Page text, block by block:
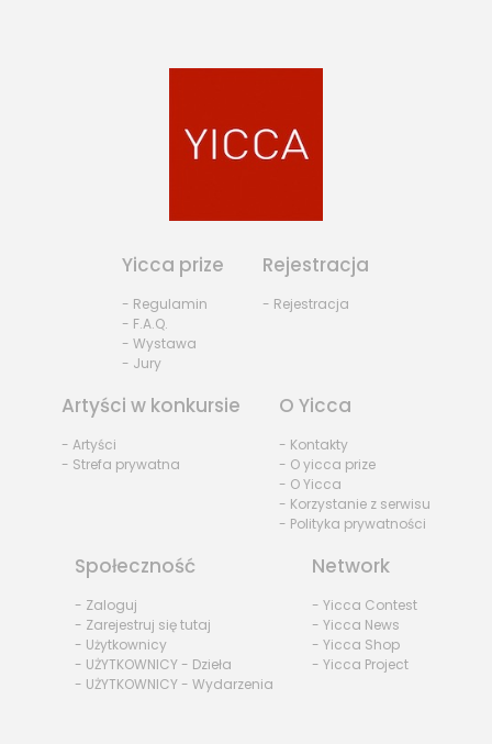
Yicca prize
- Regulamin
- F.A.Q.
- Wystawa
- Jury
Rejestracja
- Rejestracja
Artyści w konkursie
- Artyści
- Strefa prywatna
O Yicca
- Kontakty
- O yicca prize
- O Yicca
- Korzystanie z serwisu
- Polityka prywatności
Społeczność
- Zaloguj
- Zarejestruj się tutaj
- Użytkownicy
- UŻYTKOWNICY - Dzieła
- UŻYTKOWNICY - Wydarzenia
Network
- Yicca Contest
- Yicca News
- Yicca Shop
- Yicca Project